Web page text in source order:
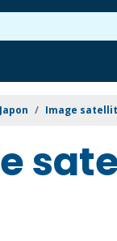
Japon Image